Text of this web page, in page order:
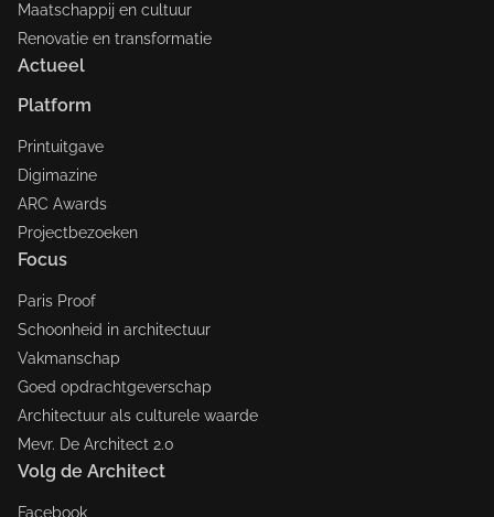
Maatschappij en cultuur
Renovatie en transformatie
Actueel
Platform
Printuitgave
Digimazine
ARC Awards
Projectbezoeken
Focus
Paris Proof
Schoonheid in architectuur
Vakmanschap
Goed opdrachtgeverschap
Architectuur als culturele waarde
Mevr. De Architect 2.0
Volg de Architect
Facebook